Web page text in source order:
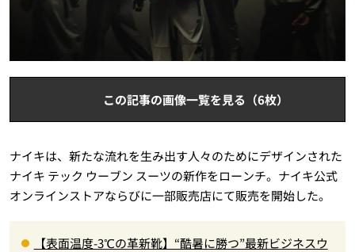
この記事の画像一覧を見る（6枚）
ナイキは、新たな流れを生み出す人々のためにデザインされた
ナイキ テック ウーブン スーツの新作をローンチ。ナイキ公式
オンラインストアならびに一部販売店にて販売を開始した。
【表面温度-3℃の革新靴】“酷暑に勝つ”最新ビジネスウ